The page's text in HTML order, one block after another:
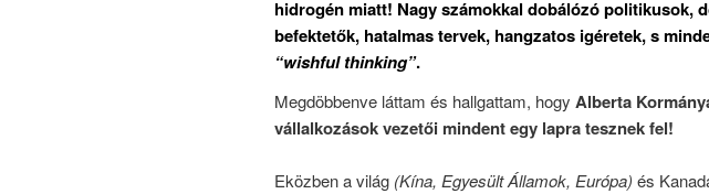
hidrogén miatt! Nagy számokkal dobálózó politikusok,
befektetők, hatalmas tervek, hangzatos igéretek, s
“wishful thinking”.
Megdöbbenve láttam és hallgattam, hogy Alberta
vállalkozások vezetői mindent egy lapra tesznek fel!
Eközben a világ (Kína, Egyesült Államok, Európa) és